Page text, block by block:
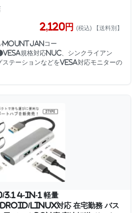
2,120円 (税込) 【送料別】
MOUNTJANコー
規格対応NUC、シンクライアン
ステーションなどをVESA対応モニターの
3.1 4-in-1 軽量
Linux対応 在宅勤務 バス